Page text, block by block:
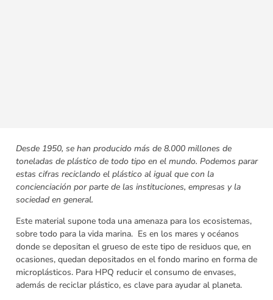
Desde 1950, se han producido más de 8.000 millones de
toneladas de plástico de todo tipo en el mundo. Podemos parar
estas cifras reciclando el plástico al igual que con la
concienciación por parte de las instituciones, empresas y la
sociedad en general.
Este material supone toda una amenaza para los ecosistemas,
sobre todo para la vida marina. Es en los mares y océanos
donde se depositan el grueso de este tipo de residuos que, en
ocasiones, quedan depositados en el fondo marino en forma de
microplásticos. Para HPQ reducir el consumo de envases,
además de reciclar plástico, es clave para ayudar al planeta.